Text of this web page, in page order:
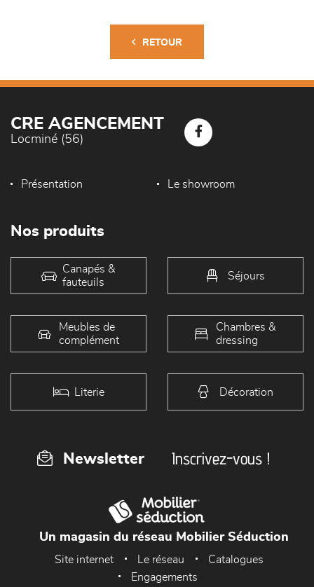
RETOUR
CRE AGENCEMENT
Locminé (56)
Présentation Le showroom
Nos produits
Canapés &
fauteuils
Séjours
Meubles de
complément
Chambres &
dressing
Literie Décoration
Newsletter Inscrivez-vous !
Un magasin du réseau Mobilier Séduction
Site internet Le réseau
Catalogues
Engagements